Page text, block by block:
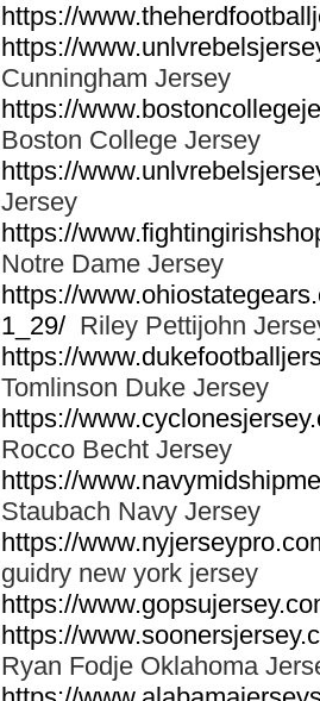
https://
https://
Cunningham Jersey
https://
Boston College Jersey
https://
Jersey
https://
Notre Dame Jersey
https://
1_29/ Riley Pettijohn
https://
Tomlinson Duke Jersey
https://
Rocco Becht Jersey
https://
Staubach Navy Jersey
https://
guidry new york jersey
https://
https://
Ryan Fodje Oklahoma